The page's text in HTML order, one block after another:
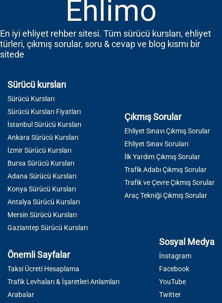
Ehlimo
En iyi ehliyet rehber sitesi. Tüm sürücü kursları, ehliyet
türleri, çıkmış sorular, soru & cevap ve blog kısmı bir
sitede
Sürücü kursları
Sürücü Kursları
Sürücü Kursları Fiyatları
İstanbul Sürücü Kursları
Ankara Sürücü Kursları
İzmir Sürücü Kursları
Bursa Sürücü Kursları
Adana Sürücü Kursları
Konya Sürücü Kursları
Antalya Sürücü Kursları
Mersin Sürücü Kursları
Gaziantep Sürücü Kursları
Çıkmış Sorular
Ehliyet Sınavı Çıkmış Sorular
Ehliyet Sınav Soruları
İlk Yardım Çıkmış Sorular
Trafik Adabı Çıkmış Sorular
Trafik ve Çevre Çıkmış Sorular
Araç Tekniği Çıkmış Sorular
Önemli Sayfalar
Taksi Ücreti Hesaplama
Trafik Levhaları & İşaretleri Anlamları
Arabalar
Sosyal Medya
İnstagram
Facebook
YouTube
Twitter